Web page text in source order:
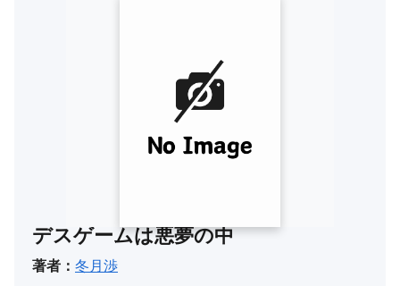
デスゲームは悪夢の中
著者： 冬月渉